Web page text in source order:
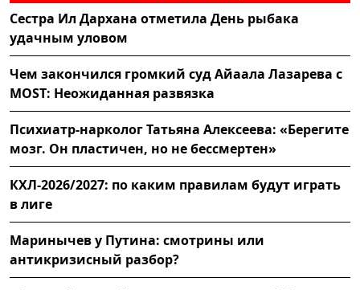
Сестра Ил Дархана отметила День рыбака
удачным уловом
Чем закончился громкий суд Айаала Лазарева с
MOST: Неожиданная развязка
Психиатр-нарколог Татьяна Алексеева: «Берегите
мозг. Он пластичен, но не бессмертен»
КХЛ-2026/2027: по каким правилам будут играть
в лиге
Маринычев у Путина: смотрины или
антикризисный разбор?